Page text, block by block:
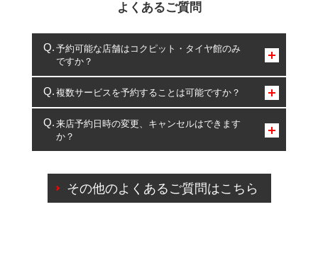
よくあるご質問
予約可能な店舗はコクピット・タイヤ館のみ
ですか？
コクピット・タイヤ館のみとなります。
複数サービスを予約することは可能ですか？
複数サービスのご予約は可能です。
一部の商品・サービスの組み合わせに限り、同時にご予約が
出来ないものもございます。
来店予約日時の変更、キャンセルはできます
か？
ご来店予約日の3営業日前を過ぎている場合のご予約
の日時変更につきましては、直接ご予約の店舗まで
その他のよくあるご質問はこちら